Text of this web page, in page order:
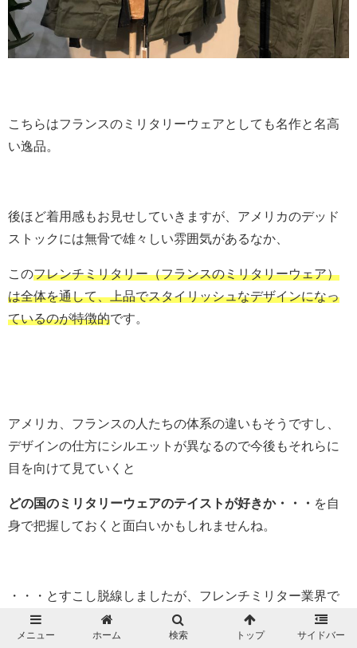
こちらはフランスのミリタリーウェアとしても名作と名高
い逸品。
後ほど着用感もお見せしていきますが、アメリカのデッド
ストックには無骨で雄々しい雰囲気があるなか、
このフレンチミリタリー（フランスのミリタリーウェア）
は全体を通して、上品でスタイリッシュなデザインになっ
ているのが特徴的です。
アメリカ、フランスの人たちの体系の違いもそうですし、
デザインの仕方にシルエットが異なるので今後もそれらに
目を向けて見ていくと
どの国のミリタリーウェアのテイストが好きか・・・ を自
身で把握しておくと面白いかもしれませんね。
・・・とすこし脱線しましたが、フレンチミリター業界で
も名作と名高い、F1 Jacket というモデルです。
メニュー ホーム 検索 トップ サイドバー